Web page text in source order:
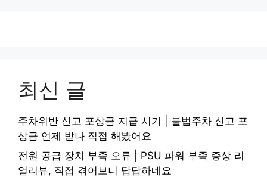
최신 글
주차위반 신고 포상금 지급 시기 | 불법주차 신고 포
상금 언제 받나 직접 해봤어요
전원 공급 장치 부족 오류 | PSU 파워 부족 증상 리
얼리뷰, 직접 겪어보니 답답하네요